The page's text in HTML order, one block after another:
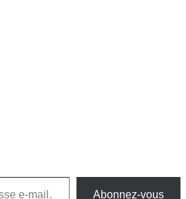
Abonnez-vous